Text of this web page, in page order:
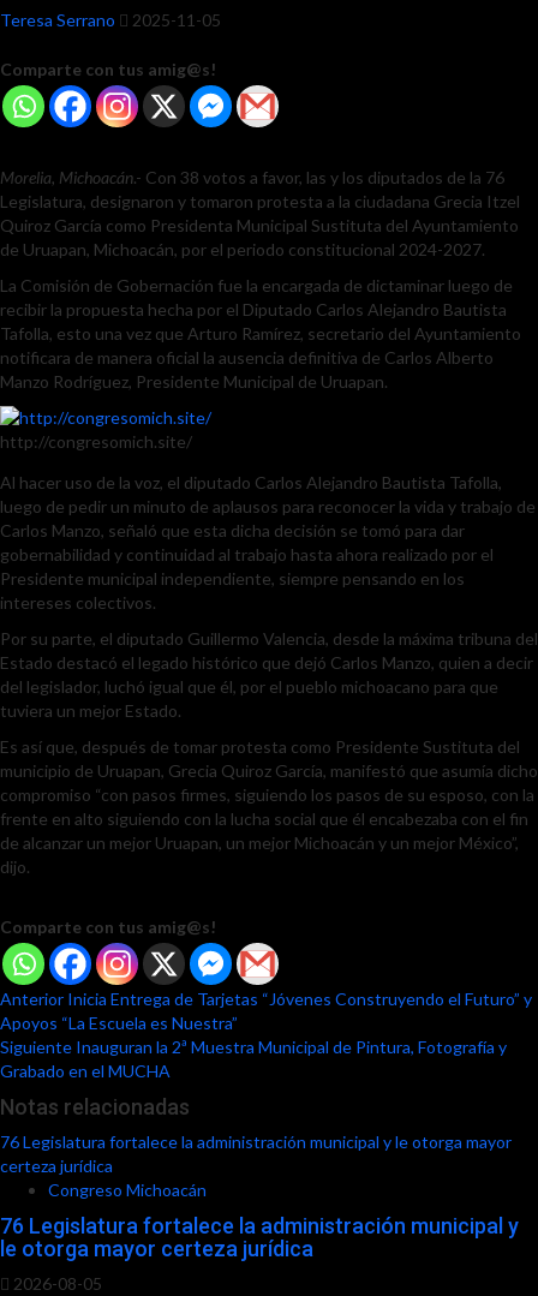
Teresa Serrano 2025-11-05
Comparte con tus amig@s!
Morelia, Michoacán.- Con 38 votos a favor, las y los diputados de la 76
Legislatura, designaron y tomaron protesta a la ciudadana Grecia Itzel
Quiroz García como Presidenta Municipal Sustituta del Ayuntamiento
de Uruapan, Michoacán, por el periodo constitucional 2024-2027.
La Comisión de Gobernación fue la encargada de dictaminar luego de
recibir la propuesta hecha por el Diputado Carlos Alejandro Bautista
Tafolla, esto una vez que Arturo Ramírez, secretario del Ayuntamiento
notificara de manera oficial la ausencia definitiva de Carlos Alberto
Manzo Rodríguez, Presidente Municipal de Uruapan.
http://congresomich.site/
Al hacer uso de la voz, el diputado Carlos Alejandro Bautista Tafolla,
luego de pedir un minuto de aplausos para reconocer la vida y trabajo de
Carlos Manzo, señaló que esta dicha decisión se tomó para dar
gobernabilidad y continuidad al trabajo hasta ahora realizado por el
Presidente municipal independiente, siempre pensando en los
intereses colectivos.
Por su parte, el diputado Guillermo Valencia, desde la máxima tribuna del
Estado destacó el legado histórico que dejó Carlos Manzo, quien a decir
del legislador, luchó igual que él, por el pueblo michoacano para que
tuviera un mejor Estado.
Es así que, después de tomar protesta como Presidente Sustituta del
municipio de Uruapan, Grecia Quiroz García, manifestó que asumía dicho
compromiso “con pasos firmes, siguiendo los pasos de su esposo, con la
frente en alto siguiendo con la lucha social que él encabezaba con el fin
de alcanzar un mejor Uruapan, un mejor Michoacán y un mejor México”,
dijo.
Comparte con tus amig@s!
Post
navigation
Anterior Inicia Entrega de Tarjetas “Jóvenes Construyendo el Futuro” y
Apoyos “La Escuela es Nuestra”
Siguiente Inauguran la 2ª Muestra Municipal de Pintura, Fotografía y
Grabado en el MUCHA
Notas relacionadas
76 Legislatura fortalece la administración municipal y le otorga mayor
certeza jurídica
Congreso Michoacán
76 Legislatura fortalece la administración municipal y
le otorga mayor certeza jurídica
2026-08-05